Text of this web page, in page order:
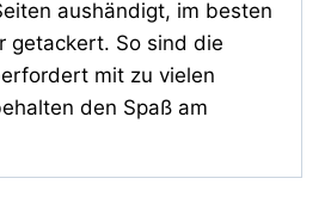
aushändigt, im besten
getackert. So sind die
mit zu vielen
den Spaß am